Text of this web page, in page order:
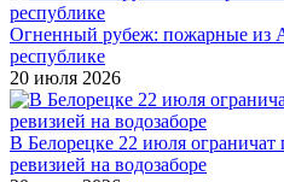
Огненный рубеж: пожарные из
республике
20 июля 2026
В Белорецке 22 июля ограничат
ревизией на водозаборе